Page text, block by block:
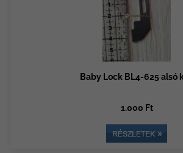
Baby Lock BL4-625 alsó
1.000 Ft